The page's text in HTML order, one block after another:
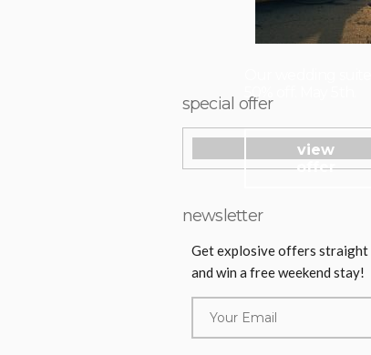
special offer
50% off. May 5th.
view
offer
newsletter
Get explosive offers straight
and win a free weekend stay!